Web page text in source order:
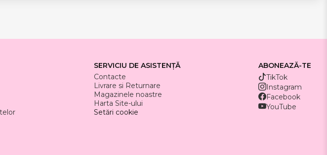
SERVICIU DE ASISTENȚĂ
Contacte
Livrare si Returnare
Magazinele noastre
Harta Site-ului
Setări cookie
ABONEAZĂ-TE
TikTok
Instagram
Facebook
YouTube